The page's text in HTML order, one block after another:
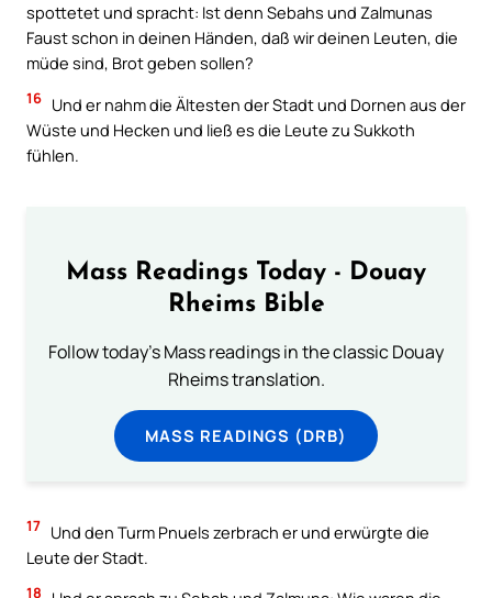
spottetet und spracht: Ist denn Sebahs und Zalmunas
Faust schon in deinen Händen, daß wir deinen Leuten, die
müde sind, Brot geben sollen?
16 Und er nahm die Ältesten der Stadt und Dornen aus der
Wüste und Hecken und ließ es die Leute zu Sukkoth
fühlen.
Mass Readings Today - Douay
Rheims Bible
Follow today's Mass readings in the classic Douay
Rheims translation.
MASS READINGS (DRB)
17 Und den Turm Pnuels zerbrach er und erwürgte die
Leute der Stadt.
18